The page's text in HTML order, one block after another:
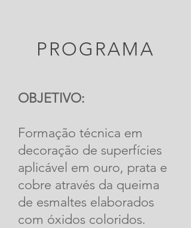
PROGRAMA
OBJETIVO:
Formação técnica em
decoração de superfícies
aplicável em ouro, prata e
cobre através da queima
de esmaltes elaborados
com óxidos coloridos.